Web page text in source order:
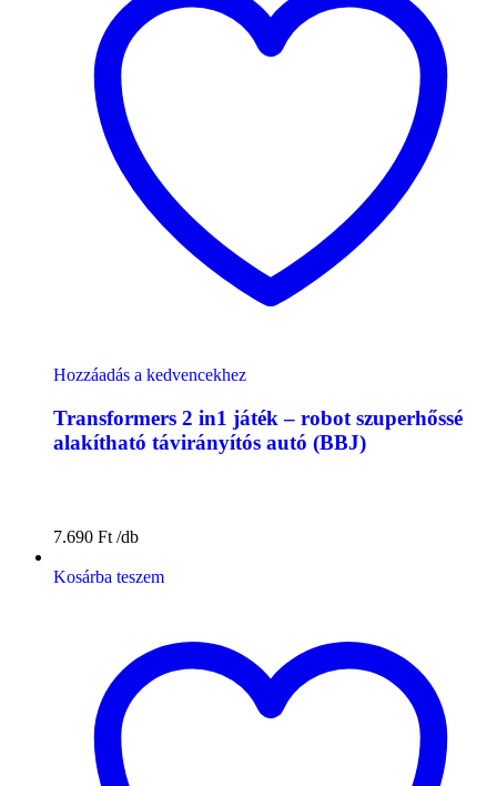
Hozzáadás a kedvencekhez
Transformers 2 in1 játék – robot szuperhőssé
alakítható távirányítós autó (BBJ)
7.690 Ft
Kosárba teszem